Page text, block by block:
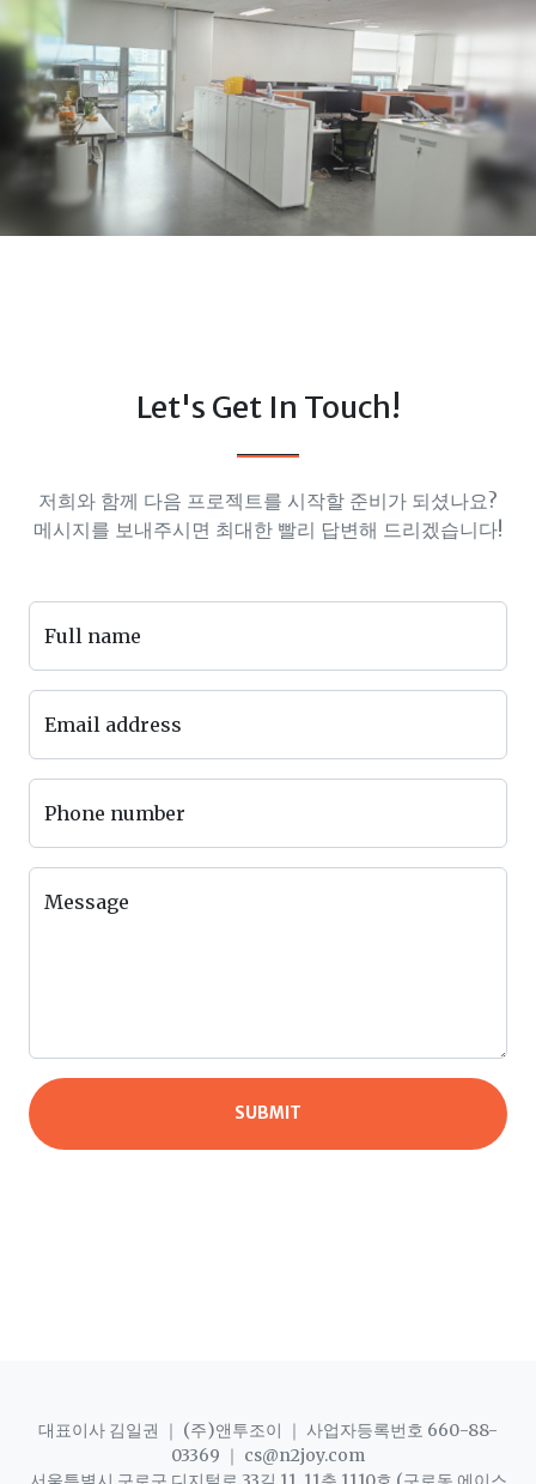
Let's Get In Touch!
저희와 함께 다음 프로젝트를 시작할 준비가 되셨나요?
메시지를 보내주시면 최대한 빨리 답변해 드리겠습니다!
Full name
Email address
Phone number
Message
대표이사 김일권 ｜ (주)앤투조이 ｜ 사업자등록번호 660-88-
03369 ｜ cs@n2joy.com